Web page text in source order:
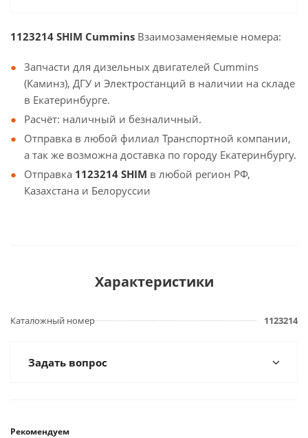
1123214 SHIM Cummins Взаимозаменяемые номера:
Запчасти для дизельных двигателей Cummins
(Каминз), ДГУ и Электростанций в наличии на складе
в Екатеринбурге.
Расчёт: наличный и безналичный.
Отправка в любой филиал Транспортной компании,
а так же возможна доставка по городу Екатеринбургу.
Отправка 1123214 SHIM в любой регион РФ,
Казахстана и Белоруссии
Характеристики
Каталожный номер 1123214
Задать вопрос
Рекомендуем